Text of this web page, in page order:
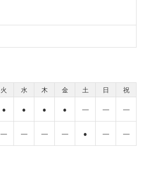
火 水 木 金 土 日
祝
● ● ● ● ― ― ―
― ― ― ― ● ― ―